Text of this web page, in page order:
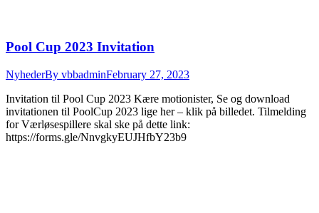
Pool Cup 2023 Invitation
NyhederBy vbbadminFebruary 27, 2023
Invitation til Pool Cup 2023 Kære motionister, Se og download
invitationen til PoolCup 2023 lige her – klik på billedet. Tilmelding
for Værløsespillere skal ske på dette link:
https://forms.gle/NnvgkyEUJHfbY23b9